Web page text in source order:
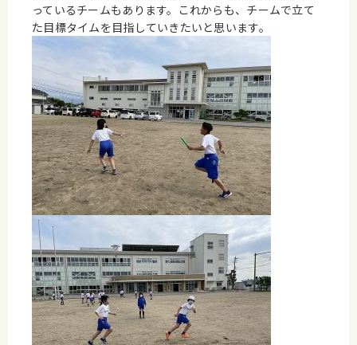
っているチームもあります。これからも、チームで立て
た目標タイムを目指していきたいと思います。